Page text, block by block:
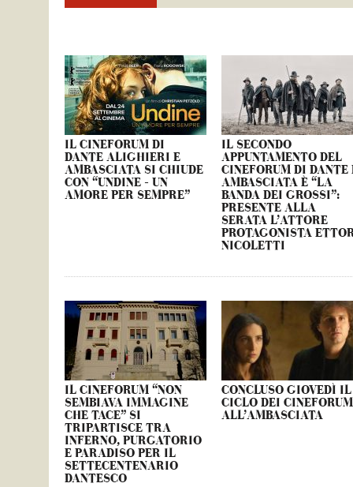
IL CINEFORUM DI
DANTE ALIGHIERI E
AMBASCIATA SI CHIUDE
CON “UNDINE – UN
AMORE PER SEMPRE”
IL SECONDO
APPUNTAMENTO DEL
CINEFORUM DI DANTE
AMBASCIATA È “LA
BANDA DEI GROSSI”:
PRESENTE ALLA
SERATA L’ATTORE
PROTAGONISTA
NICOLETTI
IL CINEFORUM “NON
SEMBIAVA IMMAGINE
CHE TACE” SI
TRIPARTISCE TRA
INFERNO, PURGATORIO
E PARADISO PER IL
SETTECENTENARIO
DANTESCO
CONCLUSO GIOVEDÌ IL
CICLO DEI CINEFORUM
ALL’AMBASCIATA